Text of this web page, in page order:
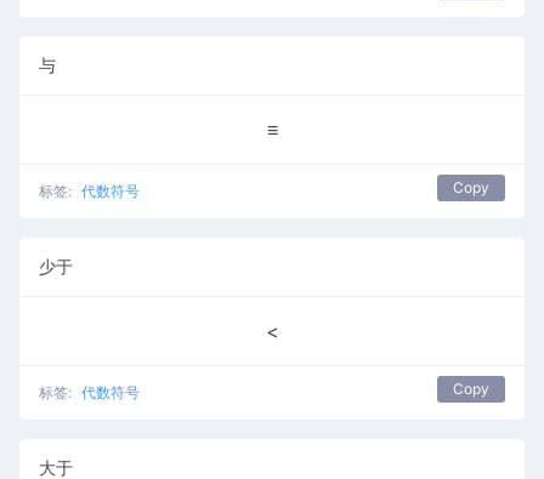
与
≡
标签: 代数符号 Copy
少于
<
标签: 代数符号 Copy
大于